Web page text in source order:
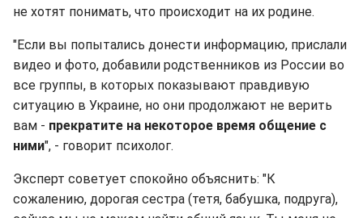
не хотят понимать, что происходит на их родине.
"Если вы попытались донести информацию, прислали
видео и фото, добавили родственников из России во
все группы, в которых показывают правдивую
ситуацию в Украине, но они продолжают не верить
вам - прекратите на некоторое время общение с
ними", - говорит психолог.
Эксперт советует спокойно объяснить: "К
сожалению, дорогая сестра (тетя, бабушка, подруга),